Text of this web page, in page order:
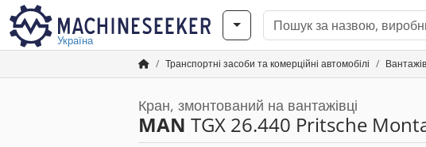
Україна
Транспортні засоби та комерційні автомобілі
Кран, змонтований на вантажівці
MAN TGX 26.440 Pritsche